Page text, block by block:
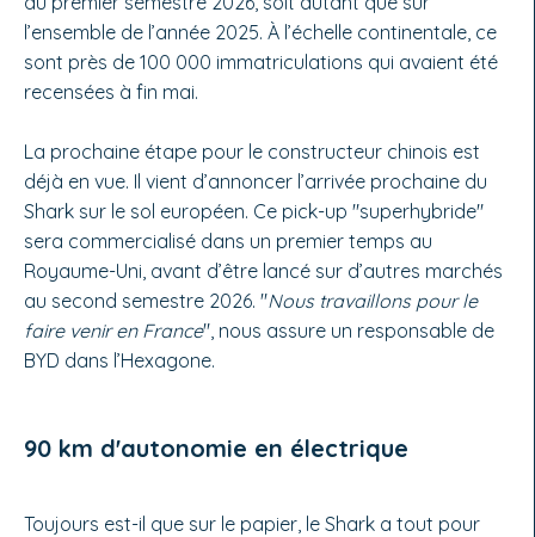
l’ensemble de l’année 2025. À l’échelle continentale, ce
sont près de 100 000 immatriculations qui avaient été
recensées à fin mai.
La prochaine étape pour le constructeur chinois est
déjà en vue. Il vient d’annoncer l’arrivée prochaine du
Shark sur le sol européen. Ce pick-up "superhybride"
sera commercialisé dans un premier temps au
Royaume-Uni, avant d’être lancé sur d’autres marchés
au second semestre 2026. "Nous travaillons pour le
faire venir en France", nous assure un responsable de
BYD dans l’Hexagone.
90 km d'autonomie en électrique
Toujours est-il que sur le papier, le Shark a tout pour